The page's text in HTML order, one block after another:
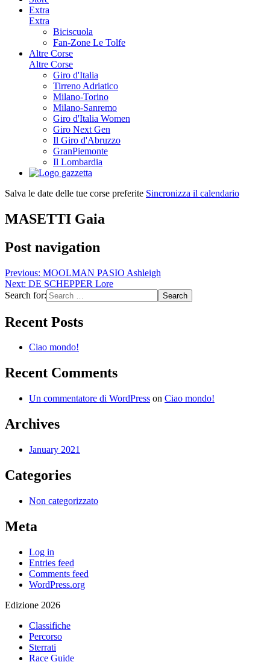
Extra
Extra
Biciscuola
Fan-Zone Le Tolfe
Altre Corse
Altre Corse
Giro d'Italia
Tirreno Adriatico
Milano-Torino
Milano-Sanremo
Giro d'Italia Women
Giro Next Gen
Il Giro d'Abruzzo
GranPiemonte
Il Lombardia
Salva le date delle tue corse preferite Sincronizza il calendario
MASETTI Gaia
Post navigation
Previous: MOOLMAN PASIO Ashleigh
Next: DE SCHEPPER Lore
Search for:
Recent Posts
Ciao mondo!
Recent Comments
Un commentatore di WordPress on Ciao mondo!
Archives
January 2021
Categories
Non categorizzato
Meta
Log in
Entries feed
Comments feed
WordPress.org
Edizione 2026
Classifiche
Percorso
Sterrati
Race Guide